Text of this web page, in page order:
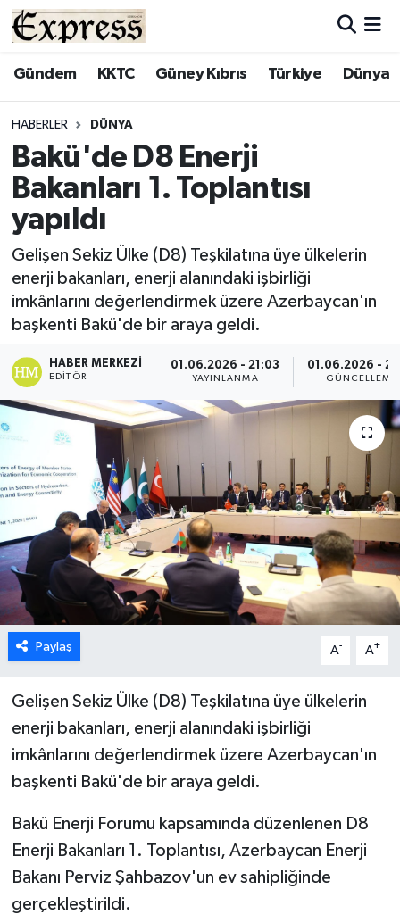
Gündem KKTC Güney Kıbrıs Türkiye Dünya
HABERLER DÜNYA
Bakü'de D8 Enerji
Bakanları 1. Toplantısı
yapıldı
Gelişen Sekiz Ülke (D8) Teşkilatına üye ülkelerin
enerji bakanları, enerji alanındaki işbirliği
imkânlarını değerlendirmek üzere Azerbaycan'ın
başkenti Bakü'de bir araya geldi.
HABER MERKEZI
EDITÖR
01.06.2026 - 21:03
YAYINLANMA
01.06.2026 -
GÜNCELLEME
Paylaş A- A+
Gelişen Sekiz Ülke (D8) Teşkilatına üye ülkelerin
enerji bakanları, enerji alanındaki işbirliği
imkânlarını değerlendirmek üzere Azerbaycan'ın
başkenti Bakü'de bir araya geldi.
Bakü Enerji Forumu kapsamında düzenlenen D8
Enerji Bakanları 1. Toplantısı, Azerbaycan Enerji
Bakanı Perviz Şahbazov'un ev sahipliğinde
gerçekleştirildi.
ALAYKÖY
BİLİM
ÇATALKÖY
DÜNYA
EĞİTİM
ESENTEPE
GAZİMAĞUSA
GİRNE
GÜNDEM
GÜNEY KIBRIS
İÇ HABERLER
KÜLTÜR SANAT
LAPTA
MAGAZİN
Nöbetçi Eczaneler
Hava Durumu
Süper Lig Puan Durumu ve Fikstür
Tüm Manşetler
Son Dakika Haberleri
Haber Arşivi